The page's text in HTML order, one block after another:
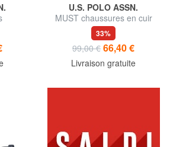
U.S. POLO ASSN.
MUST chaussures en cuir
suédé
33%
99,00 € 66,40 €
Livraison gratuite